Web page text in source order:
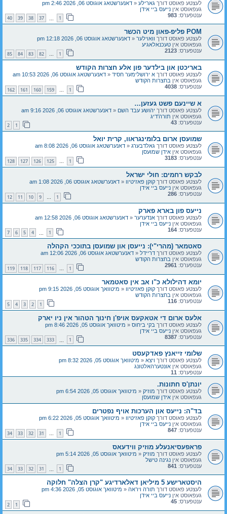
לעצטע פאוסט דורך גארילע « דאנערשטאג אוגוסט 06, 2026 2:46 pm
געפאוסט אין נייעס ביי אידן
ענטפערס: 983
1
37
38
39
40
POM פליפ-פאון מיט הכשר
לעצטע פאוסט דורך וואוילער « דאנערשטאג אוגוסט 06, 2026 12:18 pm
געפאוסט אין טעכנאלאגיע
ענטפערס: 2123
1
…
82
83
84
85
באריכטן און בילדער פון אלע חצרות הקודש
לעצטע פאוסט דורך א ירושלימער חסיד « דאנערשטאג אוגוסט 06, 2026 10:53 am
געפאוסט אין בחצרות הקודש
ענטפערס: 4038
1
…
159
160
161
162
א שיינעם פשט געזען…
לעצטע פאוסט דורך יהושע עבד השם « דאנערשטאג אוגוסט 06, 2026 9:16 am
געפאוסט אין תורה'דיג
ענטפערס: 43
1
2
שמועסן ארום בלומינגראוו, קרית יואל
לעצטע פאוסט דורך גאלדבערג « דאנערשטאג אוגוסט 06, 2026 8:08 am
געפאוסט אין אידן שמועסן
ענטפערס: 3183
1
…
125
126
127
128
לבקש רחמים: חולי ישראל
לעצטע פאוסט דורך קוקן פאזיטיוו « דאנערשטאג אוגוסט 06, 2026 1:08 am
געפאוסט אין נייעס ביי אידן
ענטפערס: 286
1
…
9
10
11
12
נייעס פון בארא פארק
לעצטע פאוסט דורך אנדערער « דאנערשטאג אוגוסט 06, 2026 12:58 am
געפאוסט אין נייעס ביי אידן
ענטפערס: 164
1
4
5
6
7
סאטמאר (מהרי"י): נייעסן און שמועסן בתוככי הקהלה
לעצטע פאוסט דורך דריידל « דאנערשטאג אוגוסט 06, 2026 12:06 am
געפאוסט אין בחצרות הקודש
ענטפערס: 2961
1
…
116
117
118
119
יומא דהילולא כ"ו אב אין סאטמאר
לעצטע פאוסט דורך קוקן פאזיטיוו « מיטוואך אוגוסט 05, 2026 9:15 pm
געפאוסט אין בחצרות הקודש
ענטפערס: 116
1
2
3
4
5
אלעס ארום די אטאקעס אויפ'ן חינוך הטהור אין ניו יארק
לעצטע פאוסט דורך בקי ביחוס « מיטוואך אוגוסט 05, 2026 8:46 pm
געפאוסט אין נייעס ביי אידן
ענטפערס: 8387
1
333
334
335
336
שלומי זייאנץ פאדקעסט
לעצטע פאוסט דורך ויצא « מיטוואך אוגוסט 05, 2026 8:32 pm
געפאוסט אין אונטערהאלטונג
ענטפערס: 11
יונתן'ס חתונות.
לעצטע פאוסט דורך מוזיק « מיטוואך אוגוסט 05, 2026 6:54 pm
געפאוסט אין אידן שמועסן
בד"ה: נייעס און הערכות אויף נפטרים
לעצטע פאוסט דורך קוקן פאזיטיוו « מיטוואך אוגוסט 05, 2026 6:22 pm
געפאוסט אין נייעס ביי אידן
ענטפערס: 847
1
…
31
32
33
34
פראפעסיאנעלע מוזיק ווידעאס
לעצטע פאוסט דורך מוזיק « מיטוואך אוגוסט 05, 2026 5:14 pm
געפאוסט אין נגינה טישל
ענטפערס: 841
1
31
32
33
34
היסטארישע 5 מיליאן דאלארדיגע "קרן הצלה" חלוקה
לעצטע פאוסט דורך תורה ויראה « מיטוואך אוגוסט 05, 2026 4:36 pm
געפאוסט אין נייעס ביי אידן
ענטפערס: 45
1
2